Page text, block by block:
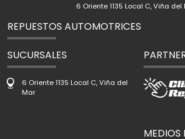
6 Oriente 1135 Local C, Viña del
REPUESTOS AUTOMOTRICES
SUCURSALES
6 Oriente 1135 Local C, Viña del
Mar
MEDIOS